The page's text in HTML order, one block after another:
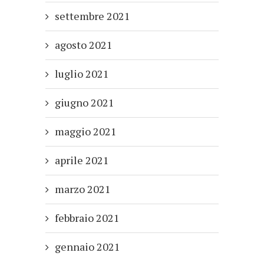
settembre 2021
agosto 2021
luglio 2021
giugno 2021
maggio 2021
aprile 2021
marzo 2021
febbraio 2021
gennaio 2021